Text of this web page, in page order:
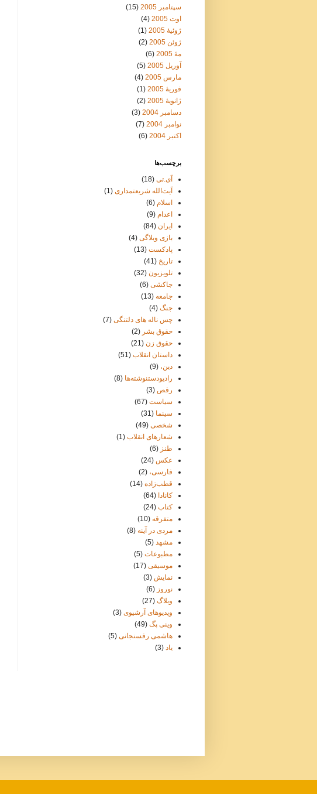
سپتامبر 2005
(15)
اوت 2005
(4)
ژوئیهٔ 2005
(1)
ژوئن 2005
(2)
مهٔ 2005
(6)
آوریل 2005
(5)
مارس 2005
(4)
فوریهٔ 2005
(1)
ژانویهٔ 2005
(2)
دسامبر 2004
(3)
نوامبر 2004
(7)
اکتبر 2004
(6)
برچسب‌ها
آی.تی (18)
آیت‌الله شریعتمداری (1)
اسلام (6)
اعدام (9)
ایران (84)
بازی وبلاگی (4)
پادکست (13)
تاریخ (41)
تلویزیون (32)
جاکشی (6)
جامعه (13)
جنگ (4)
چس ناله های دلتنگی (7)
حقوق بشر (2)
حقوق زن (21)
داستان انقلاب (51)
دین، (9)
رادیودستنوشته‌ها (8)
رقص (3)
سیاست (67)
سینما (31)
شخصی (49)
شعارهای انقلاب (1)
طنز (6)
عکس (24)
فارسی، (2)
قطب‌زاده (14)
کانادا (64)
کتاب (24)
متفرقه (10)
مردی در آینه (8)
مشهد (5)
مطبوعات (5)
موسيقی (17)
نمایش (3)
نوروز (6)
وبلاگ (27)
ویدیوهای آرشیوی (3)
وينی پگ (49)
هاشمی رفسنجانی (5)
یاد (3)